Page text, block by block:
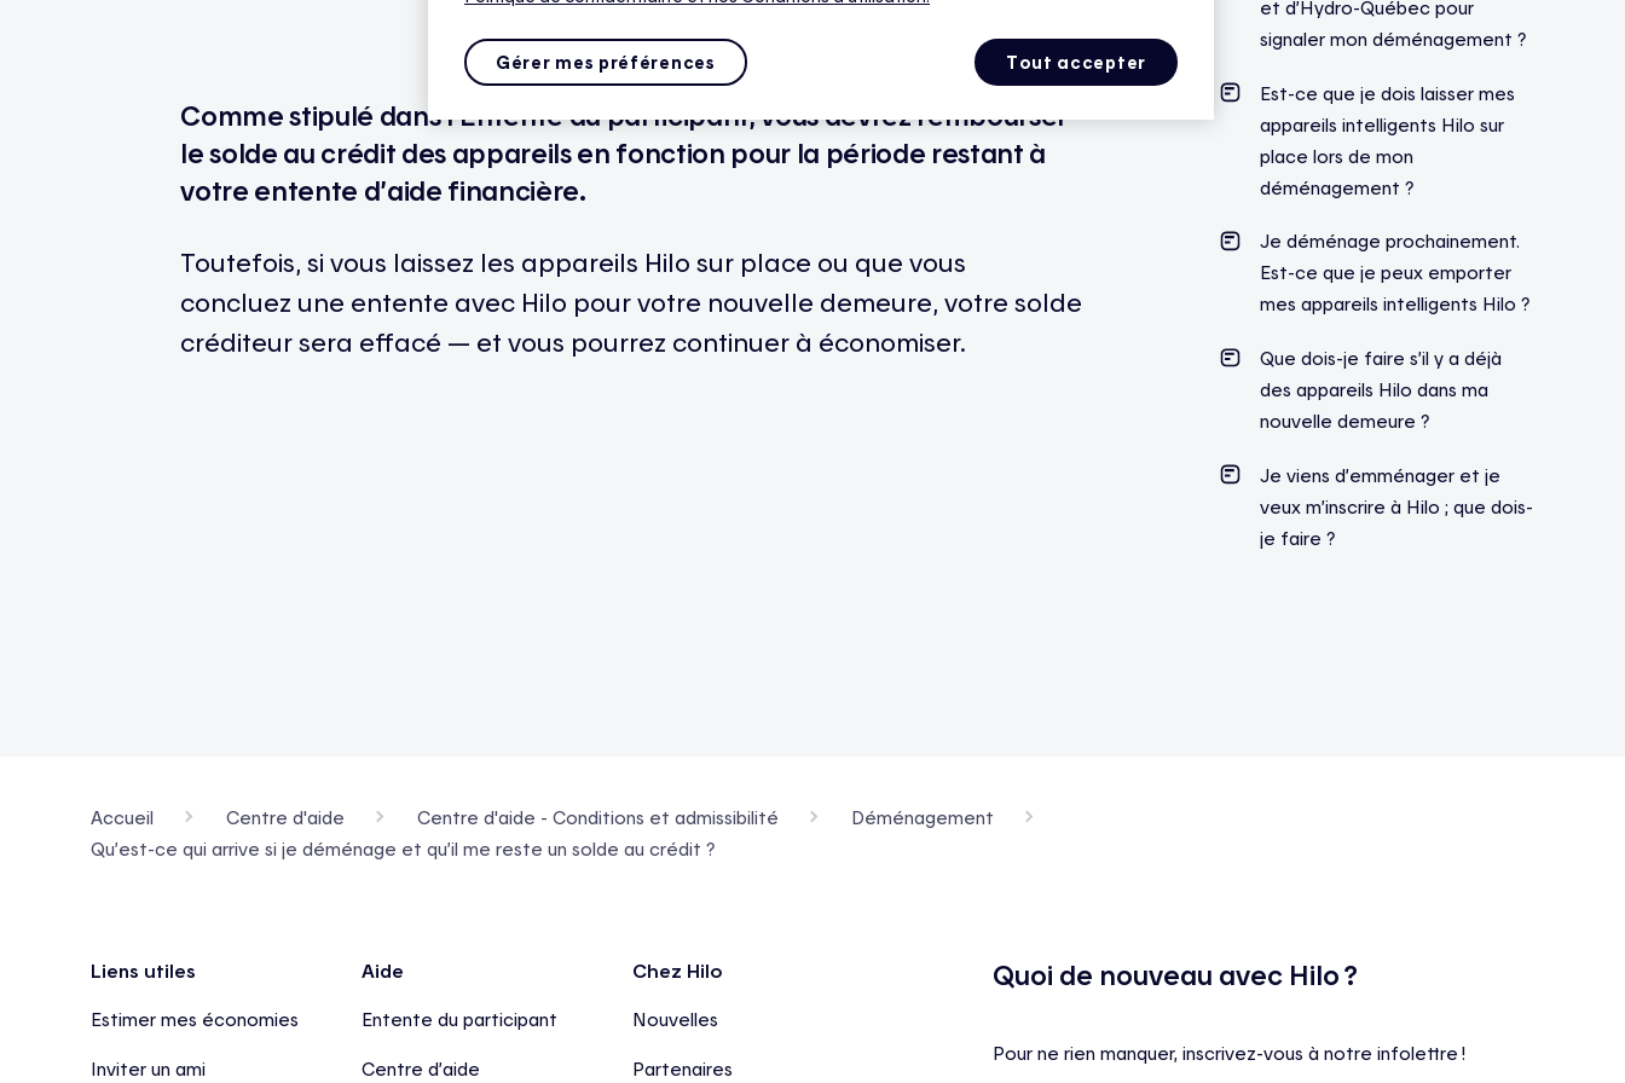
Comme stipulé dans l’Entente du participant, vous devrez rembourser
le solde au crédit des appareils en fonction pour la période restant à
votre entente d’aide financière.
Toutefois, si vous laissez les appareils Hilo sur place ou que vous
concluez une entente avec Hilo pour votre nouvelle demeure, votre solde
créditeur sera effacé — et vous pourrez continuer à économiser.
et d’Hydro-Québec pour
signaler mon déménagement ?
Est-ce que je dois laisser mes
appareils intelligents Hilo sur
place lors de mon
déménagement ?
Je déménage prochainement.
Est-ce que je peux emporter
mes appareils intelligents Hilo ?
Que dois-je faire s’il y a déjà
des appareils Hilo dans ma
nouvelle demeure ?
Je viens d’emménager et je
veux m’inscrire à Hilo ; que dois-
je faire ?
Accueil Centre d'aide Centre d'aide - Conditions et admissibilité
Déménagement
Qu’est-ce qui arrive si je déménage et qu’il me reste un solde au crédit ?
Pied de page
Liens utiles
Estimer mes économies
Inviter un ami
Aide
Entente du participant
Centre d’aide
Chez Hilo
Nouvelles
Partenaires
Quoi de nouveau avec Hilo ?
Pour ne rien manquer, inscrivez-vous à notre infolettre !
Tout accepter
Gérer mes préférences